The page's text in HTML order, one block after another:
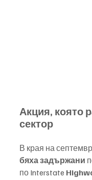
Акция, която
сектор
В края на
бяха задържани
по Interstate